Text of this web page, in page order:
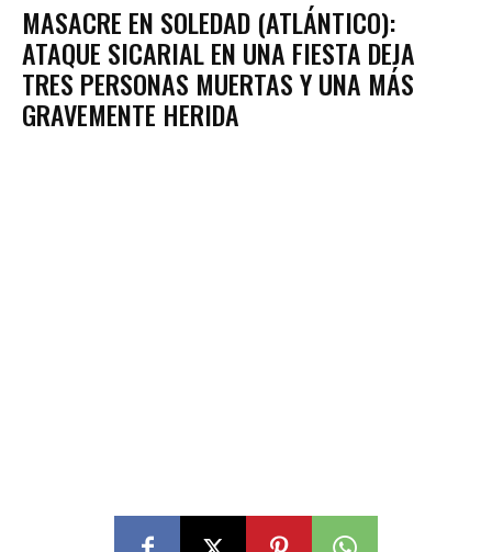
MASACRE EN SOLEDAD (ATLÁNTICO):
ATAQUE SICARIAL EN UNA FIESTA DEJA
TRES PERSONAS MUERTAS Y UNA MÁS
GRAVEMENTE HERIDA